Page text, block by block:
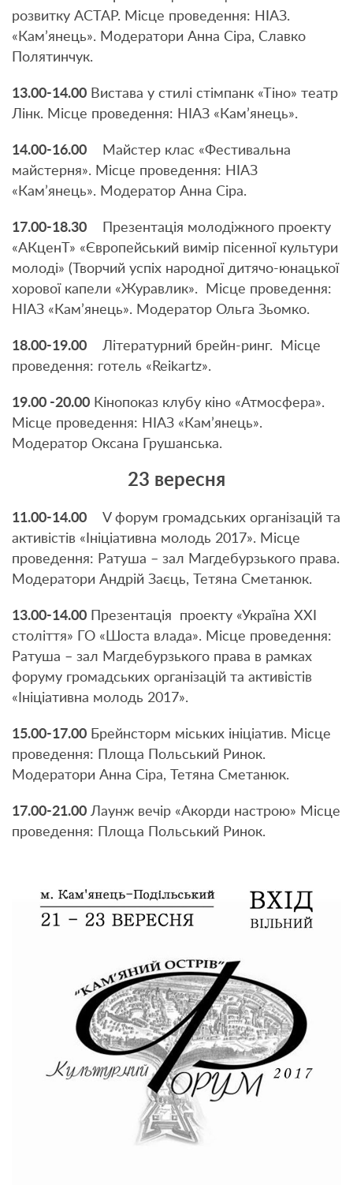
розвитку АСТАР. Місце проведення: НІАЗ.
«Кам’янець». Модератори Анна Сіра, Славко
Полятинчук.
13.00-14.00 Вистава у стилі стімпанк «Тіно» театр
Лінк. Місце проведення: НІАЗ «Кам’янець».
14.00-16.00 Майстер клас «Фестивальна
майстерня». Місце проведення: НІАЗ
«Кам’янець». Модератор Анна Сіра.
17.00-18.30 Презентація молодіжного проекту
«АКценТ» «Європейський вимір пісенної культури
молоді» (Творчий успіх народної дитячо-юнацької
хорової капели «Журавлик». Місце проведення:
НІАЗ «Кам’янець». Модератор Ольга Зьомко.
18.00-19.00 Літературний брейн-ринг. Місце
проведення: готель «Reikartz».
19.00 -20.00 Кінопоказ клубу кіно «Атмосфера».
Місце проведення: НІАЗ «Кам’янець».
Модератор Оксана Грушанська.
23 вересня
11.00-14.00 V форум громадських організацій та
активістів «Ініціативна молодь 2017». Місце
проведення: Ратуша – зал Магдебурзького права.
Модератори Андрій Заєць, Тетяна Сметанюк.
13.00-14.00 Презентація проекту «Україна XXI
століття» ГО «Шоста влада». Місце проведення:
Ратуша – зал Магдебурзького права в рамках
форуму громадських організацій та активістів
«Ініціативна молодь 2017».
15.00-17.00 Брейнсторм міських ініціатив. Місце
проведення: Площа Польський Ринок.
Модератори Анна Сіра, Тетяна Сметанюк.
17.00-21.00 Лаунж вечір «Акорди настрою» Місце
проведення: Площа Польський Ринок.